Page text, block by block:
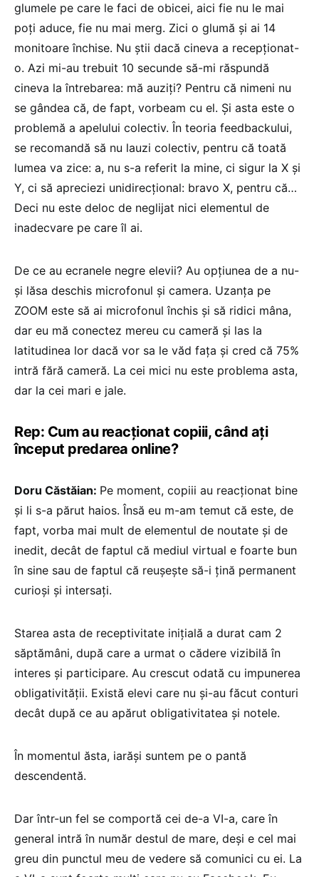
glumele pe care le faci de obicei, aici fie nu le mai
poți aduce, fie nu mai merg. Zici o glumă și ai 14
monitoare închise. Nu știi dacă cineva a recepționat-
o. Azi mi-au trebuit 10 secunde să-mi răspundă
cineva la întrebarea: mă auziți? Pentru că nimeni nu
se gândea că, de fapt, vorbeam cu el. Și asta este o
problemă a apelului colectiv. În teoria feedbackului,
se recomandă să nu lauzi colectiv, pentru că toată
lumea va zice: a, nu s-a referit la mine, ci sigur la X și
Y, ci să apreciezi unidirecțional: bravo X, pentru că…
Deci nu este deloc de neglijat nici elementul de
inadecvare pe care îl ai.
De ce au ecranele negre elevii? Au opțiunea de a nu-
și lăsa deschis microfonul și camera. Uzanța pe
ZOOM este să ai microfonul închis și să ridici mâna,
dar eu mă conectez mereu cu cameră și las la
latitudinea lor dacă vor sa le văd fața și cred că 75%
intră fără cameră. La cei mici nu este problema asta,
dar la cei mari e jale.
Rep: Cum au reacționat copiii, când ați
început predarea online?
Doru Căstăian: Pe moment, copiii au reacționat bine
și li s-a părut haios. Însă eu m-am temut că este, de
fapt, vorba mai mult de elementul de noutate și de
inedit, decât de faptul că mediul virtual e foarte bun
în sine sau de faptul că reușește să-i țină permanent
curioși și intersați.
Starea asta de receptivitate inițială a durat cam 2
săptămâni, după care a urmat o cădere vizibilă în
interes și participare. Au crescut odată cu impunerea
obligativității. Există elevi care nu și-au făcut conturi
decât după ce au apărut obligativitatea și notele.
În momentul ăsta, iarăși suntem pe o pantă
descendentă.
Dar într-un fel se comportă cei de-a VI-a, care în
general intră în număr destul de mare, deși e cel mai
greu din punctul meu de vedere să comunici cu ei. La